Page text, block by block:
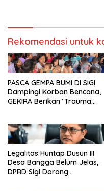
Rekomendasi untuk
PASCA GEMPA BUMI DI SIGI
Dampingi Korban Bencana,
GEKIRA Berikan ‘Trauma
Legalitas Huntap Dusun III
Desa Bangga Belum Jelas,
DPRD Sigi Dorong